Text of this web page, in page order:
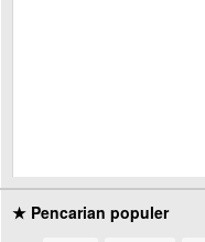
★ Pencarian populer